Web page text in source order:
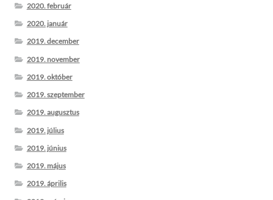
2020. február
2020. január
2019. december
2019. november
2019. október
2019. szeptember
2019. augusztus
2019. július
2019. június
2019. május
2019. április